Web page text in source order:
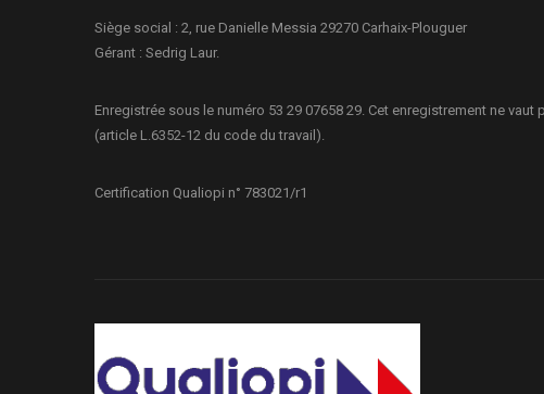
Siège social : 2, rue Danielle Messia 29270 Carhaix-Plouguer
Gérant : Sedrig Laur.
Enregistrée sous le numéro 53 29 07658 29. Cet enregistrement ne vaut
(article L.6352-12 du code du travail).
Certification Qualiopi n° 783021/r1